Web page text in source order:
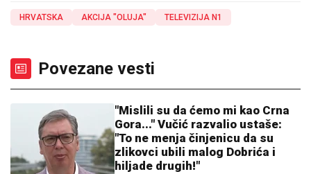
HRVATSKA AKCIJA "OLUJA" TELEVIZIJA N1
Povezane vesti
"Mislili su da ćemo mi kao Crna
Gora..." Vučić razvalio ustaše:
"To ne menja činjenicu da su
zlikovci ubili malog Dobrića i
hiljade drugih!"